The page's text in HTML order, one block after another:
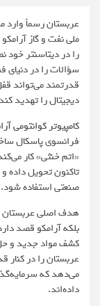
عربستان رسماً وارد
ملی نفت و گاز
را در دیتاسنتر
سؤالات را در دنیای
قدرتمند می‌تواند
دیجیتال را تهدید
کامپیوتر کوانتومی
فرانسوی پاسکال
«اتم خنثی» کار
تاکنون تحویل داده
صنعتی استفاده شود.
هدف اصلی
بلکه آرامکو قصد
کشف مواد جدید و حل
عربستان را در کنار
می‌دهد که
داده‌اند.